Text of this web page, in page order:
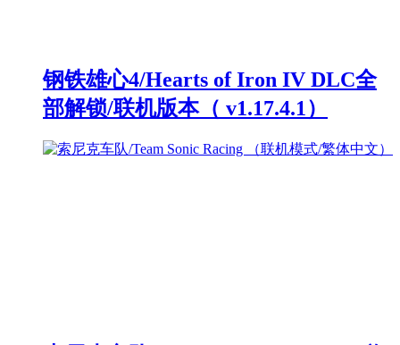
钢铁雄心4/Hearts of Iron IV DLC全
部解锁/联机版本（ v1.17.4.1）